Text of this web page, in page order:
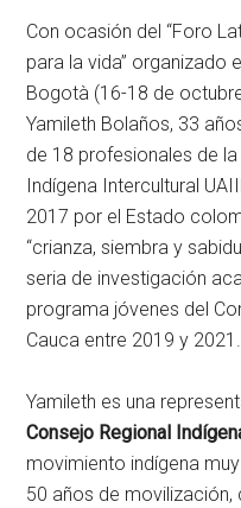
Con ocasión del “Foro
para la vida” organizado
Bogotà (16-18 de
Yamileth Bolaños, 33
de 18 profesionales de
Indígena Intercultural
2017 por el Estado
“crianza, siembra y
seria de investigación
programa jóvenes del
Cauca entre 2019 y 2021.
Yamileth es una
Consejo Regional
movimiento indígena
50 años de